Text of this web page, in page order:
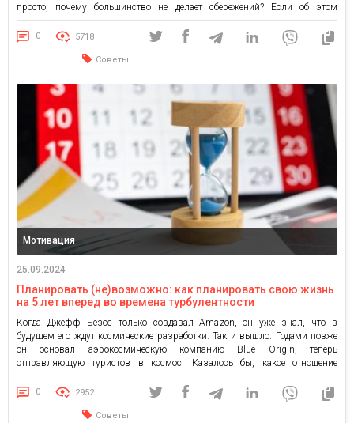
просто, почему большинство не делает сбережений? Если об этом
спросить у людей, живущих в ноль, многие скажут, что мало
зарабатывают […]
0 5718
Советы
Мотивация
25.09.2024
Планировать (не)возможно: как планировать свою жизнь
на 5 лет вперед во времена турбулентности
Когда Джефф Безос только создавал Amazon, он уже знал, что в
будущем его ждут космические разработки. Так и вышло. Годами позже
он основал аэрокосмическую компанию Blue Origin, теперь
отправляющую туристов в космос. Казалось бы, какое отношение
онлайн-магазин книг имеет к космосу? Просто Безос мыслил на
десятилетия вперед. Он создавал Amazon с тем планом, что компания […]
0 2952
Советы